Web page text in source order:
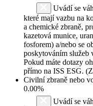
Uvádí se
které mají vazbu na
a chemické zbraně,
kazetová munice,
fosforem) a/nebo se
poskytováním služeb
Pokud máte dotazy
přímo na ISS ESG.
Civilní zbraně nebo
0.00%
Uvádí se